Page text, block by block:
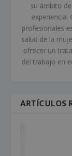
su ámbito
experiencia.
profesionales
salud de la
ofrecer un
del trabajo en
ARTÍCULOS